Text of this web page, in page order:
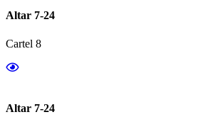
Altar 7-24
Cartel 8
Altar 7-24